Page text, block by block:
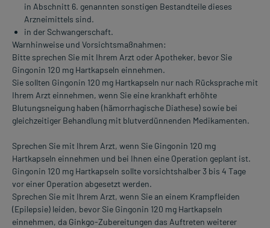
in Abschnitt 6. genannten sonstigen Bestandteile dieses
Arzneimittels sind.
in der Schwangerschaft.
Warnhinweise und Vorsichtsmaßnahmen:
Bitte sprechen Sie mit Ihrem Arzt oder Apotheker, bevor Sie
Gingonin 120 mg Hartkapseln einnehmen.
Sie sollten Gingonin 120 mg Hartkapseln nur nach Rücksprache mit
Ihrem Arzt einnehmen, wenn Sie eine krankhaft erhöhte
Blutungsneigung haben (hämorrhagische Diathese) sowie bei
gleichzeitiger Behandlung mit blutverdünnenden Medikamenten.
Sprechen Sie mit Ihrem Arzt, wenn Sie Gingonin 120 mg
Hartkapseln einnehmen und bei Ihnen eine Operation geplant ist.
Gingonin 120 mg Hartkapseln sollte vorsichtshalber 3 bis 4 Tage
vor einer Operation abgesetzt werden.
Sprechen Sie mit Ihrem Arzt, wenn Sie an einem Krampfleiden
(Epilepsie) leiden, bevor Sie Gingonin 120 mg Hartkapseln
einnehmen, da Ginkgo-Zubereitungen das Auftreten weiterer